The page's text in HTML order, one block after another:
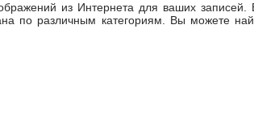
из Интернета для ваших
по различным категориям. Вы можете